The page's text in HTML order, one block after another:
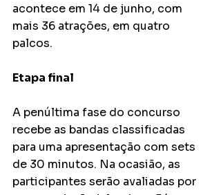
acontece em 14 de junho, com
mais 36 atrações, em quatro
palcos.
Etapa final
A penúltima fase do concurso
recebe as bandas classificadas
para uma apresentação com sets
de 30 minutos. Na ocasião, as
participantes serão avaliadas por